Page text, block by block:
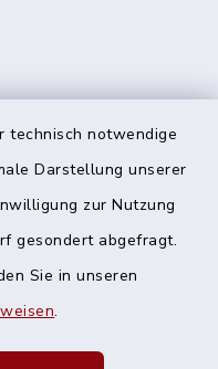
technisch notwendige
Darstellung unserer
zur Nutzung
gesondert abgefragt.
Sie in unseren
.